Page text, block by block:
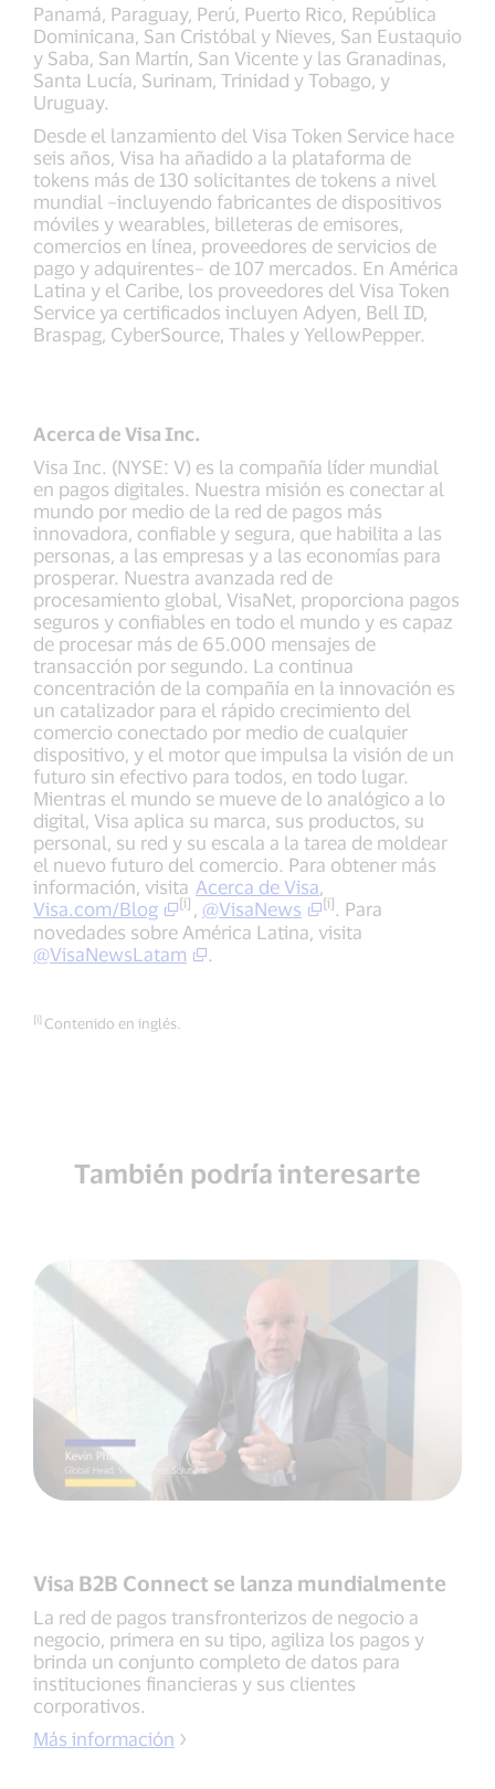
Panamá, Paraguay, Perú, Puerto Rico, República
Dominicana, San Cristóbal y Nieves, San Eustaquio
y Saba, San Martín, San Vicente y las Granadinas,
Santa Lucía, Surinam, Trinidad y Tobago, y
Uruguay.
Desde el lanzamiento del Visa Token Service hace
seis años, Visa ha añadido a la plataforma de
tokens más de 130 solicitantes de tokens a nivel
mundial –incluyendo fabricantes de dispositivos
móviles y wearables, billeteras de emisores,
comercios en línea, proveedores de servicios de
pago y adquirentes– de 107 mercados. En América
Latina y el Caribe, los proveedores del Visa Token
Service ya certificados incluyen Adyen, Bell ID,
Braspag, CyberSource, Thales y YellowPepper.
Acerca de Visa Inc.
Visa Inc. (NYSE: V) es la compañía líder mundial
en pagos digitales. Nuestra misión es conectar al
mundo por medio de la red de pagos más
innovadora, confiable y segura, que habilita a las
personas, a las empresas y a las economías para
prosperar. Nuestra avanzada red de
procesamiento global, VisaNet, proporciona pagos
seguros y confiables en todo el mundo y es capaz
de procesar más de 65.000 mensajes de
transacción por segundo. La continua
concentración de la compañía en la innovación es
un catalizador para el rápido crecimiento del
comercio conectado por medio de cualquier
dispositivo, y el motor que impulsa la visión de un
futuro sin efectivo para todos, en todo lugar.
Mientras el mundo se mueve de lo analógico a lo
digital, Visa aplica su marca, sus productos, su
personal, su red y su escala a la tarea de moldear
el nuevo futuro del comercio. Para obtener más
información, visita Acerca de Visa
Visa.com/Blog
[i] @VisaNews [i]
. Para
novedades sobre América Latina, visita
@VisaNewsLatam
[i] Contenido en inglés.
También podría interesarte
Visa B2B Connect se lanza mundialmente
La red de pagos transfronterizos de negocio a
negocio, primera en su tipo, agiliza los pagos y
brinda un conjunto completo de datos para
instituciones financieras y sus clientes
corporativos.
Más información